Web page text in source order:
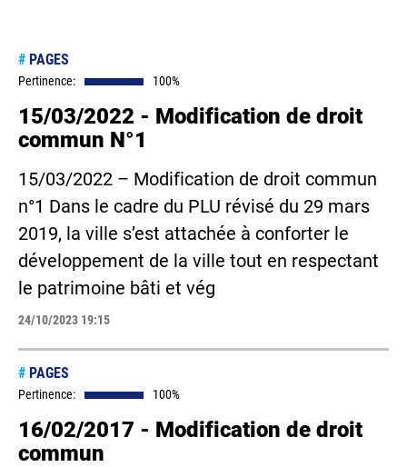
# PAGES
Pertinence: 100%
15/03/2022 - Modification de droit
commun N°1
15/03/2022 – Modification de droit commun
n°1 Dans le cadre du PLU révisé du 29 mars
2019, la ville s’est attachée à conforter le
développement de la ville tout en respectant
le patrimoine bâti et vég
24/10/2023 19:15
# PAGES
Pertinence: 100%
16/02/2017 - Modification de droit
commun